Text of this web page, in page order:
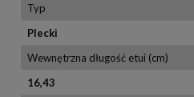
Typ
Plecki
Wewnętrzna długość etui (cm)
16,43